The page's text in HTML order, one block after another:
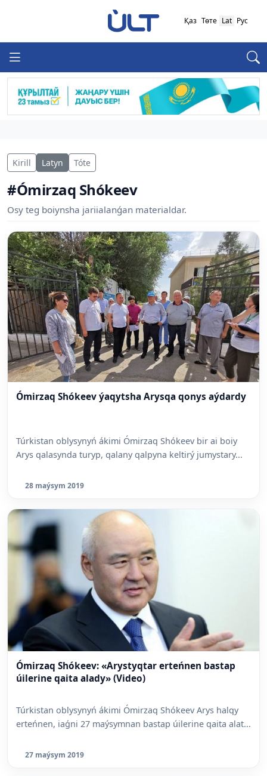
Қаз Төте Lat Рус
Kirill Latyn Tóte
#Ómirzaq Shókeev
Osy teg boiynsha jariialanǵan materialdar.
Ómirzaq Shókeev ýaqytsha Arysqa qonys aýdardy
Túrkistan oblysynyń ákimi Ómirzaq Shókeev bir ai boiy
Arys qalasynda turyp, qalany qalpyna keltirý jumystary...
28 maýsym 2019
Ómirzaq Shókeev: «Arystyqtar erteńnen bastap
úilerine qaita alady» (Video)
Túrkistan oblysynyń ákimi Ómirzaq Shókeev Arys halqy
erteńnen, iaǵni 27 maýsymnan bastap úilerine qaita alat...
27 maýsym 2019